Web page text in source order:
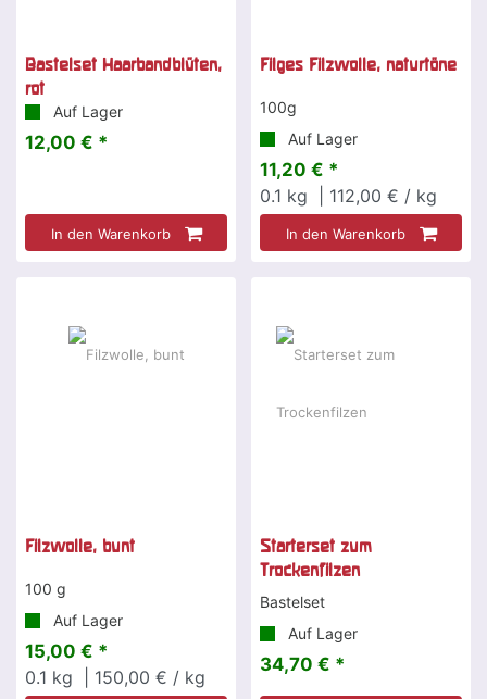
Bastelset Haarbandblüten,
rot
Auf Lager
12,00 € *
In den Warenkorb
Filges Filzwolle, naturtöne
100g
Auf Lager
11,20 € *
0.1 kg | 112,00 € / kg
In den Warenkorb
Filzwolle, bunt
100 g
Auf Lager
15,00 € *
0.1 kg | 150,00 € / kg
Starterset zum
Trockenfilzen
Bastelset
Auf Lager
34,70 € *